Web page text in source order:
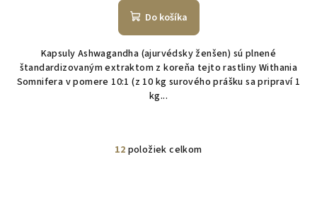
Do košíka
Kapsuly Ashwagandha (ajurvédsky ženšen) sú plnené
štandardizovaným extraktom z koreňa tejto rastliny Withania
Somnifera v pomere 10:1 (z 10 kg surového prášku sa pripraví 1
kg...
O
12 položiek celkom